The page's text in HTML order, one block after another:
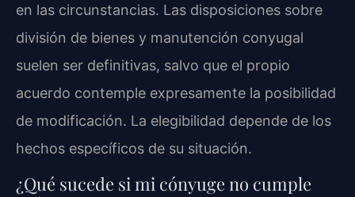
en las circunstancias. Las disposiciones sobre
división de bienes y manutención conyugal
suelen ser definitivas, salvo que el propio
acuerdo contemple expresamente la posibilidad
de modificación. La elegibilidad depende de los
hechos específicos de su situación.
¿Qué sucede si mi cónyuge no cumple